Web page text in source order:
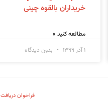
خریداران بالقوه چینی
مطالعه کنید »
۱ آذر ۱۳۹۹
بدون دیدگاه
فراخوان